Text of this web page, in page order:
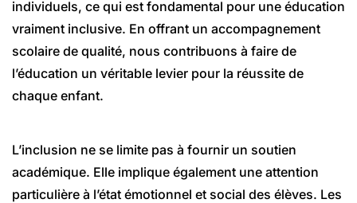
individuels, ce qui est fondamental pour une éducation
vraiment inclusive. En offrant un accompagnement
scolaire de qualité, nous contribuons à faire de
l’éducation un véritable levier pour la réussite de
chaque enfant.
L’inclusion ne se limite pas à fournir un soutien
académique. Elle implique également une attention
particulière à l’état émotionnel et social des élèves. Les